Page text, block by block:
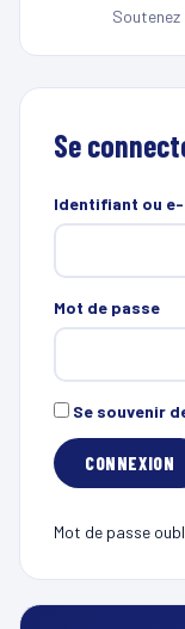
Se
Identifiant ou
Mot de passe
Se souvenir
Mot de passe